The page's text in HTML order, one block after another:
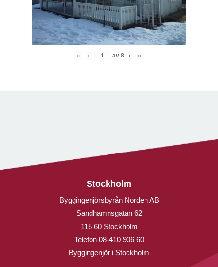
« ‹ av 8 › »
Stockholm
Byggingenjörsbyrån Norden AB
Sandhamnsgatan 62
115 60 Stockholm
Telefon 08-410 906 60
Byggingenjör i Stockholm